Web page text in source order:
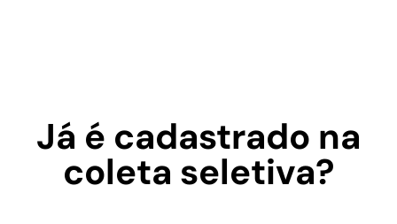
Já é cadastrado na
coleta seletiva?